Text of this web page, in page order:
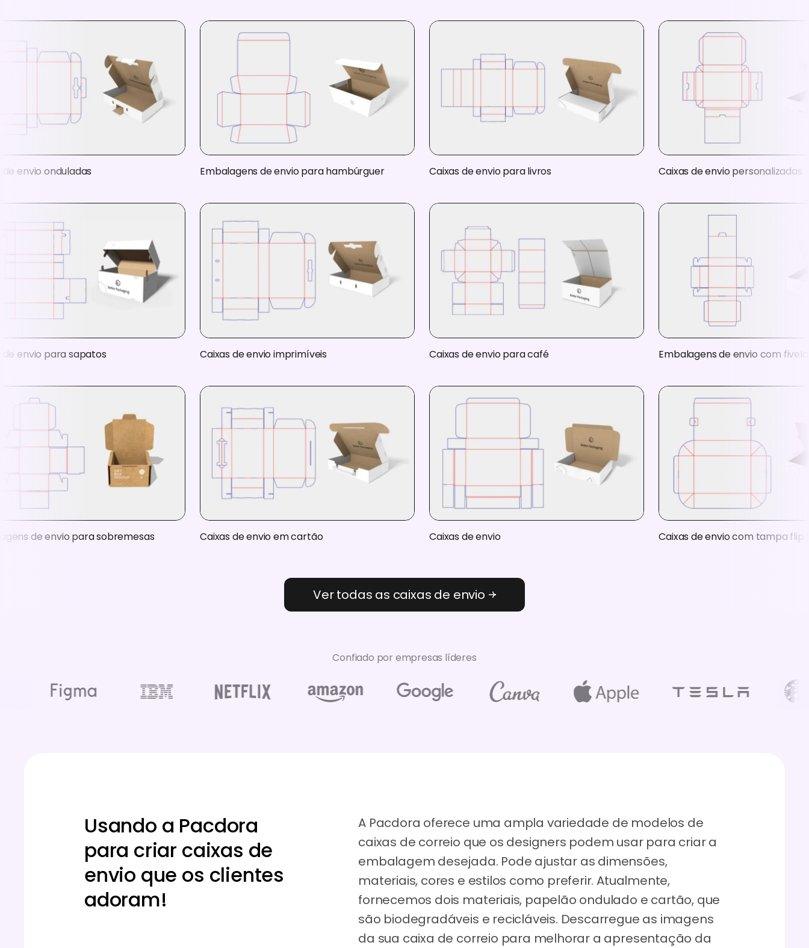
de envio onduladas Embalagens de envio para hambúrguer Caixas de envio para livros Caixas de envio personalizadas
de envio para sapatos Caixas de envio imprimíveis Caixas de envio para café Embalagens de envio com
de envio para sobremesas Caixas de envio em cartão Caixas de envio Caixas de envio com tampa flip
Ver todas as caixas de envio
Confiado por empresas líderes
Usando a Pacdora
para criar caixas de
envio que os clientes
adoram!
A Pacdora oferece uma ampla variedade de modelos de
caixas de correio que os designers podem usar para criar a
embalagem desejada. Pode ajustar as dimensões,
materiais, cores e estilos como preferir. Atualmente,
fornecemos dois materiais, papelão ondulado e cartão, que
são biodegradáveis e recicláveis. Descarregue as imagens
da sua caixa de correio para melhorar a apresentação da